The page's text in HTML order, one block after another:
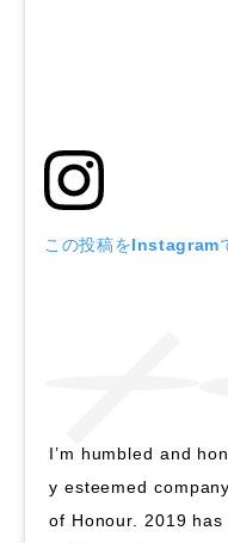
この投稿をInstagram
I’m humbled and
y esteemed
of Honour. 2019